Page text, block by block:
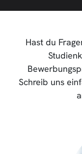
Hast du
Schreib uns